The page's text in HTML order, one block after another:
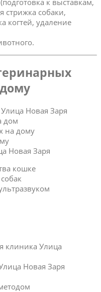
стрижка собаки,
когтей, удаление
Новая Заря
дом
на дому
Новая Заря
кошке
клиника Улица
Новая Заря